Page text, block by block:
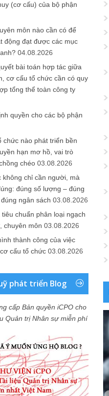
(cơ cấu) của bộ phận
môn nào cần có để
động đạt được các mục
04.08.2026
bài toán hợp tác giữa
cơ cấu tổ chức cần có quy
tổng thể toàn công ty
quyền cho các bộ phận
chức nào phát triển bền
hạn mơ hồ, vai trò
chéo 03.08.2026
không chỉ cần người, mà
đúng số lượng – đúng
ngân sách 03.08.2026
chuẩn phân loại ngạch
chuyên môn 03.08.2026
thành công của việc
cấu tổ chức 03.08.2026
phát triển Blog
cấp Bản quyền iCPO cho
Quản trị Nhân sự miễn phí